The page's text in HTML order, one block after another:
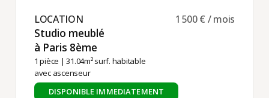
LOCATION ​
Studio meublé
à Paris 8ème ​
1 pièce | 31.04m² surf. habitable
avec ascenseur
1 500 € / mois
DISPONIBLE IMMEDIATEMENT